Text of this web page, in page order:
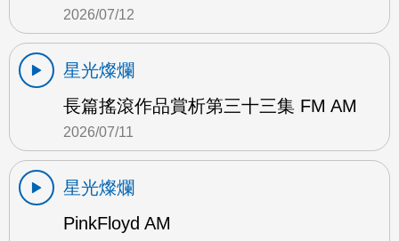
2026/07/12
星光燦爛
長篇搖滾作品賞析第三十三集 FM AM
2026/07/11
星光燦爛
PinkFloyd AM